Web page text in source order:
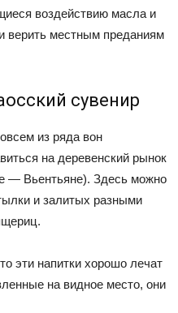
воздействию масла и
верить местным преданиям
сувенир
из ряда вон
на деревенский рынок
— Вьентьяне). Здесь можно
и залитых разными
эти напитки хорошо лечат
на видное место, они